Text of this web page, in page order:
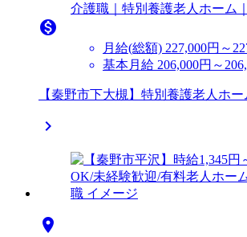
介護職｜特別養護老人ホーム

月給(総額) 227,000円～
基本月給 206,000円～
【秦野市下大槻】特別養護老人ホ

